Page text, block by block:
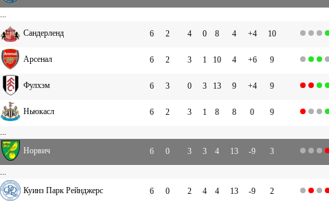
...
Сандерленд 6 2 4 0 8 4 +4 10
Арсенал 6 2 3 1 10 4 +6 9
Фулхэм 6 3 0 3 13 9 +4 9
Ньюкасл 6 2 3 1 8 8 0 9
...
Норвич 6 0 3 3 4 13 -9 3
...
Куинз Парк Рейнджерс 6 0 2 4 4 13 -9 2